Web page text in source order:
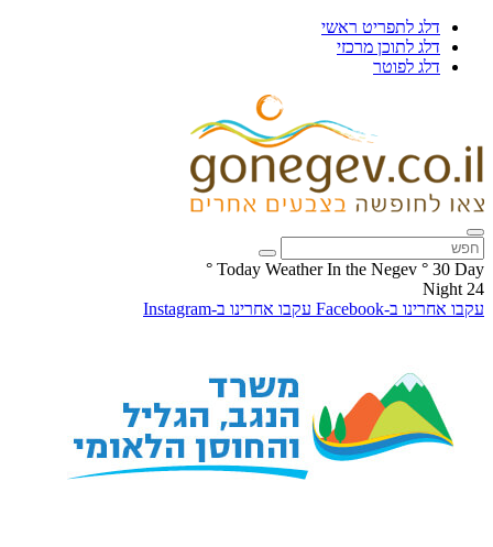
דלג לתפריט ראשי
דלג לתוכן מרכזי
דלג לפוטר
Today Weather In the Negev ° 30 Day
°
24
Night
עקבו אחרינו ב-Facebook
עקבו אחרינו ב-Instagram